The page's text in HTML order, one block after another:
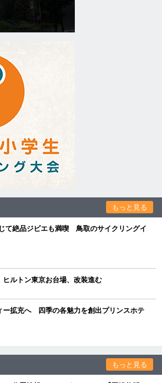
もっと見る
て絶品ジビエも満喫 鳥取のサイクリングイ
ルトン東京お台場、改装進む
ー拡充へ 四季の各魅力を創出プリンスホテ
もっと見る